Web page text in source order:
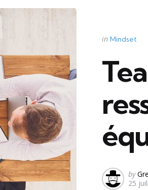
Categories
Posted
in Mindset
by
by
25